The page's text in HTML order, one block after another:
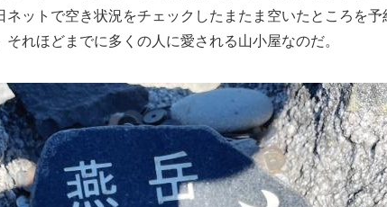
ットで空き状況をチェックしたまたま空いたところを予
れほどまでに多くの人に愛される山小屋なのだ。